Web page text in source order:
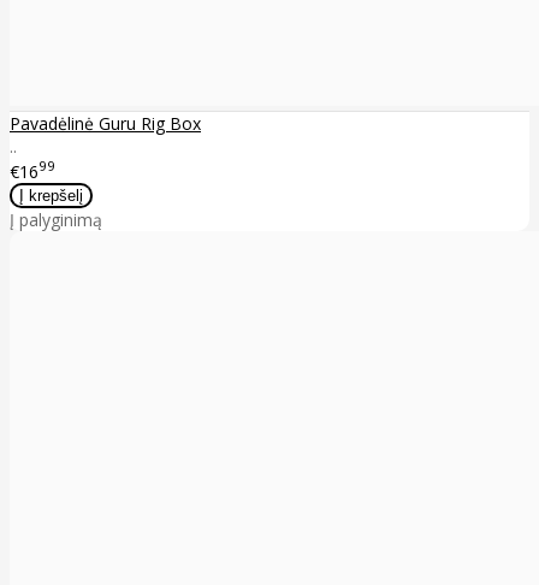
Pavadėlinė Guru Rig Box
..
€1699
Į palyginimą